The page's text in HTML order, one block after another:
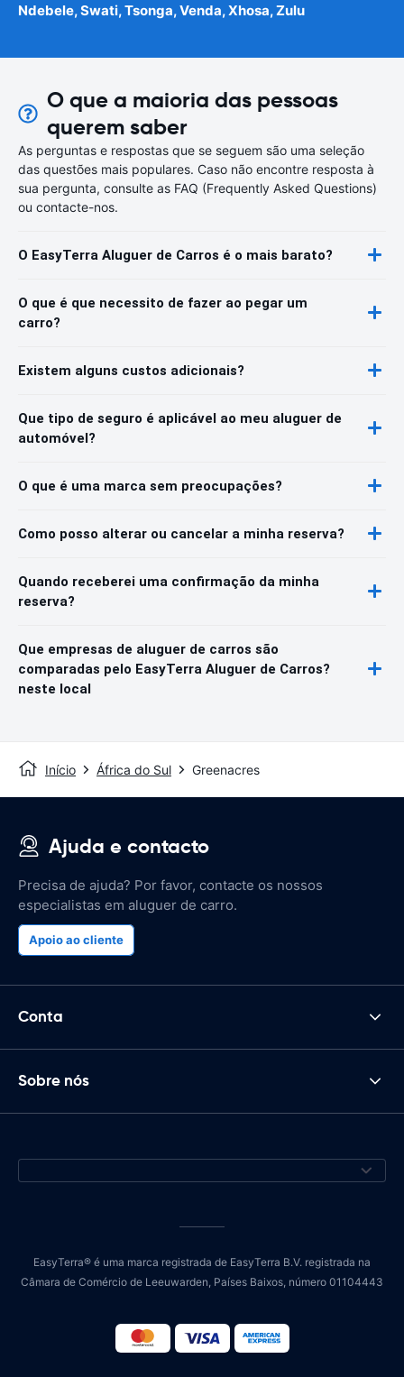
Ndebele, Swati, Tsonga, Venda, Xhosa, Zulu
O que a maioria das pessoas
querem saber
As perguntas e respostas que se seguem são uma seleção
das questões mais populares. Caso não encontre resposta à
sua pergunta, consulte as FAQ (Frequently Asked Questions)
ou contacte-nos.
O EasyTerra Aluguer de Carros é o mais barato?
O que é que necessito de fazer ao pegar um
carro?
Existem alguns custos adicionais?
Que tipo de seguro é aplicável ao meu aluguer de
automóvel?
O que é uma marca sem preocupações?
Como posso alterar ou cancelar a minha reserva?
Quando receberei uma confirmação da minha
reserva?
Que empresas de aluguer de carros são
comparadas pelo EasyTerra Aluguer de Carros?
neste local
Início África do Sul Greenacres
Ajuda e contacto
Precisa de ajuda? Por favor, contacte os nossos
especialistas em aluguer de carro.
Apoio ao cliente
Conta
Sobre nós
EasyTerra® é uma marca registrada de EasyTerra B.V. registrada na
Câmara de Comércio de Leeuwarden, Países Baixos, número 01104443